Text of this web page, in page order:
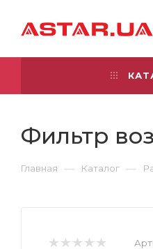
Фильтр
Главная — Каталог —